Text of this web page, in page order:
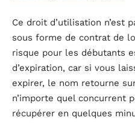
Ce droit d’utilisation n’est
sous forme de contrat de
risque pour les débutants
d’expiration, car si vous
expirer, le nom retourne
n’importe quel concurrent
récupérer en quelques